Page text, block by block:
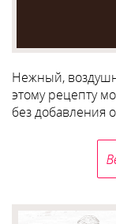
Нежный,
этому рецепту
без добавления